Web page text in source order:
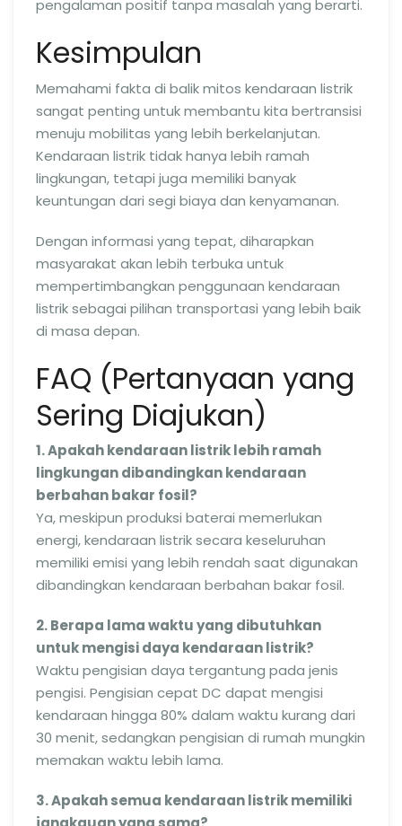
pengalaman positif tanpa masalah yang berarti.
Kesimpulan
Memahami fakta di balik mitos kendaraan listrik
sangat penting untuk membantu kita bertransisi
menuju mobilitas yang lebih berkelanjutan.
Kendaraan listrik tidak hanya lebih ramah
lingkungan, tetapi juga memiliki banyak
keuntungan dari segi biaya dan kenyamanan.
Dengan informasi yang tepat, diharapkan
masyarakat akan lebih terbuka untuk
mempertimbangkan penggunaan kendaraan
listrik sebagai pilihan transportasi yang lebih baik
di masa depan.
FAQ (Pertanyaan yang
Sering Diajukan)
1. Apakah kendaraan listrik lebih ramah
lingkungan dibandingkan kendaraan
berbahan bakar fosil?
Ya, meskipun produksi baterai memerlukan
energi, kendaraan listrik secara keseluruhan
memiliki emisi yang lebih rendah saat digunakan
dibandingkan kendaraan berbahan bakar fosil.
2. Berapa lama waktu yang dibutuhkan
untuk mengisi daya kendaraan listrik?
Waktu pengisian daya tergantung pada jenis
pengisi. Pengisian cepat DC dapat mengisi
kendaraan hingga 80% dalam waktu kurang dari
30 menit, sedangkan pengisian di rumah mungkin
memakan waktu lebih lama.
3. Apakah semua kendaraan listrik memiliki